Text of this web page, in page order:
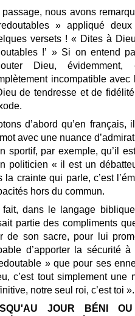
nous avons
» appliqué
versets ! « Dites à
!’ » Si on entend
Dieu, évidemment,
incompatible
de tendresse et de
d’abord qu’en français,
avec une nuance
sportif, par exemple, qu’il
politicien « il est un
la crainte qui parle, c’est
hors du commun.
fait, dans le langage
partie des compliments
de son sacre, pour lui
d’apporter la sécurité
» que pour ses
c’est tout simplement une
notre seul roi, c’est toi ».
JOUR BÉNI